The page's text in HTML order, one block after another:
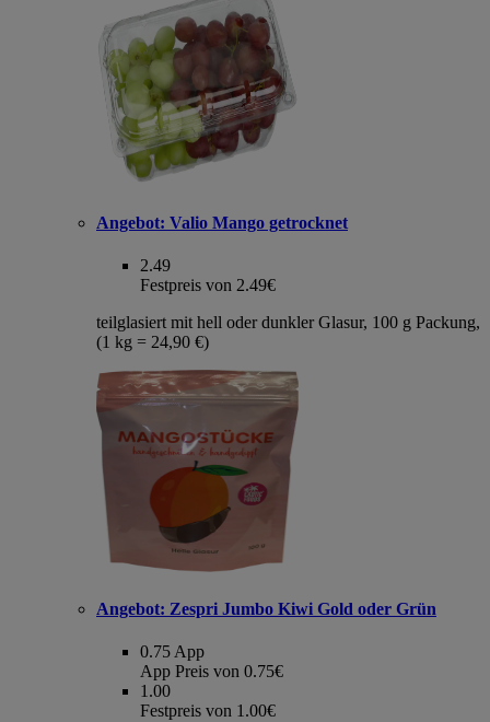
Angebot: Valio Mango getrocknet
2.49
Festpreis von 2.49€
teilglasiert mit hell oder dunkler Glasur, 100 g Packung,
(1 kg = 24,90 €)
Angebot: Zespri Jumbo Kiwi Gold oder Grün
0.75 App
App Preis von 0.75€
1.00
Festpreis von 1.00€